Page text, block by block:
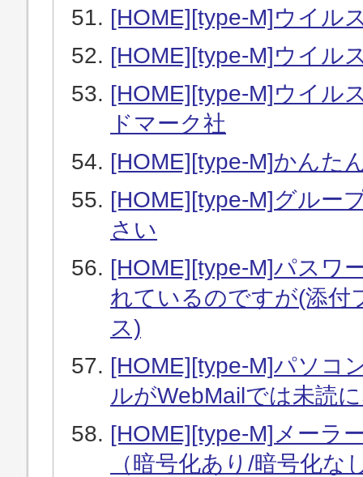
[HOME][type-M]ウイル
[HOME][type-M]ウイル
[HOME][type-M]ウイル
ドマーク社
[HOME][type-M]かんた
[HOME][type-M]グルー
さい
[HOME][type-M]パスワ
れているのですが(添付
ス)
[HOME][type-M]パソコ
ルがWebMailでは未読
[HOME][type-M]メーラ
（暗号化あり/暗号化な